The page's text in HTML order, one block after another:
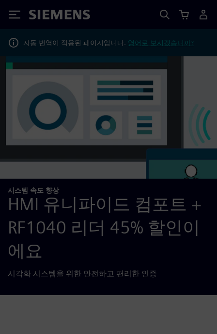
Siemens
자동 번역이 적용된 페이지입니다. 영어로 보시겠습니까?
시스템 속도 향상
HMI 유니파이드 컴포트 +
RF1040 리더 45% 할인이
에요
시각화 시스템을 위한 안전하고 편리한 인증